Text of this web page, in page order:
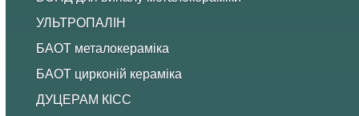
УЛЬТРОПАЛІН
БАОТ металокераміка
БАОТ цирконій кераміка
ДУЦЕРАМ КІСС